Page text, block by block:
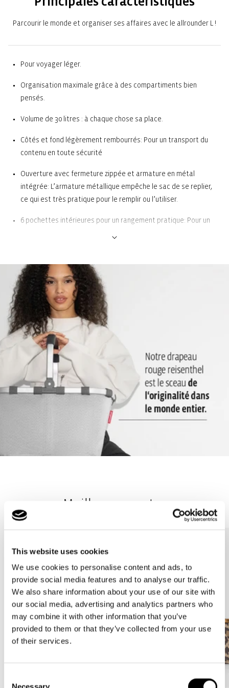
This website uses cookies
We use cookies to personalise content and ads, to
provide social media features and to analyse our traffic.
We also share information about your use of our site with
our social media, advertising and analytics partners who
may combine it with other information that you’ve
provided to them or that they’ve collected from your use
of their services.
Parcourir le monde et organiser ses affaires avec le allrounder L !
Pour voyager léger.
Organisation maximale grâce à des compartiments bien
pensés.
Volume de 30 litres : à chaque chose sa place.
Côtés et fond légèrement rembourrés: Pour un transport du
contenu en toute sécurité
Ouverture avec fermeture zippée et armature en métal
intégrée: L’armature métallique empêche le sac de se replier,
ce qui est très pratique pour le remplir ou l’utiliser.
6 pochettes intérieures pour un rangement pratique: Pour un
Bandoulière avec renfort d’épaule confortable et rembourré:
Pour le porter confortablement sur l’épaule
2 anses avec poignée rembourrée: Donc très agréable à porter
comme un sac à la main
Meilleures ventes